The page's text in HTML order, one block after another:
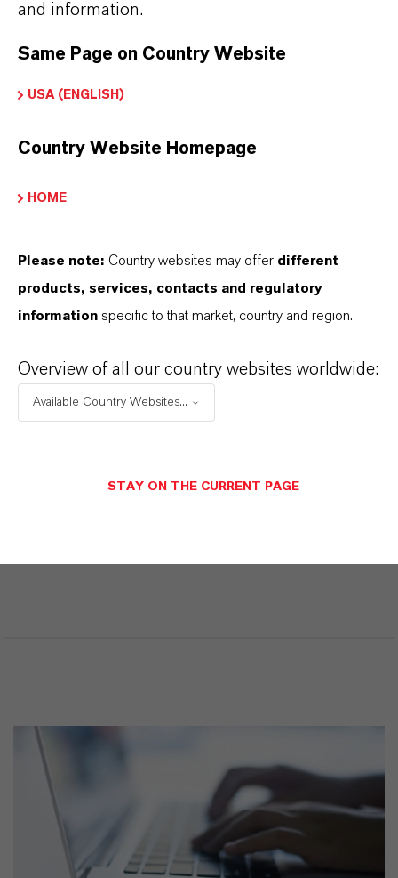
PRODUKTANWENDUNGEN
PRODUKTDATENBLÄTTER
Hier können die Produktdatenblätter
Nach Auswahl des Dropdowns erscheint ein
SPRACHE AUSWÄHLEN
and information.
Same Page on Country Website
USA (ENGLISH)
Country Website Homepage
HOME
Please note: Country websites may offer different
products, services, contacts and regulatory
information specific to that market, country and region.
Overview of all our country websites worldwide:
Available Country Websites...
STAY ON THE CURRENT PAGE